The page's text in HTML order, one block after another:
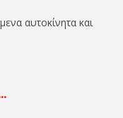
αυτοκίνητα και